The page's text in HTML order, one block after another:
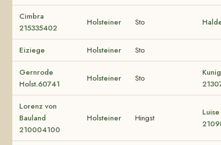
Cimbra
215335402
Holsteiner Sto
Eiziege Holsteiner Sto
Gernrode
Holst.60741
Holsteiner Sto
Lorenz von
Bauland
210004100
Holsteiner Hingst
Luise